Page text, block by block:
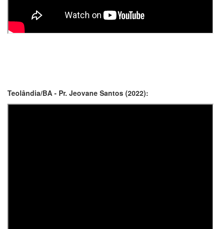
Teolândia/BA - Pr. Jeovane Santos (2022):